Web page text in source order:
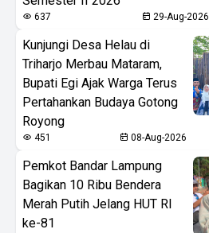
637 29-Aug-2026
Kunjungi Desa Helau di
Triharjo Merbau Mataram,
Bupati Egi Ajak Warga Terus
Pertahankan Budaya Gotong
Royong
451 08-Aug-2026
Pemkot Bandar Lampung
Bagikan 10 Ribu Bendera
Merah Putih Jelang HUT RI
ke-81